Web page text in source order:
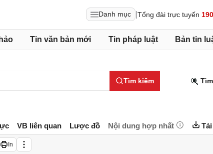
Danh mục Tổng đài trực tuyến
Tin văn bản mới Tin pháp luật Bản tin
Tìm kiếm
VB liên quan Lược đồ Nội dung hợp nhất
In